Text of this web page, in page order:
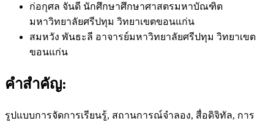
ก่อกุศล จันดี นักศึกษาศึกษาศาสตรมหาบัณฑิต
มหาวิทยาลัยศรีปทุม วิทยาเขตขอนแก่น
สมหวัง พันธะลี อาจารย์มหาวิทยาลัยศรีปทุม วิทยาเขต
ขอนแก่น
คำสำคัญ:
รูปแบบการจัดการเรียนรู้, สถานการณ์จำลอง, สื่อดิจิทัล, การ